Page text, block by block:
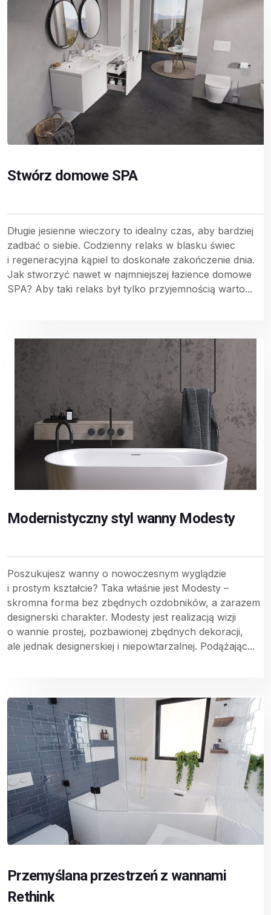
Stwórz domowe SPA
Długie jesienne wieczory to idealny czas, aby bardziej
zadbać o siebie. Codzienny relaks w blasku świec
i regeneracyjna kąpiel to doskonałe zakończenie dnia.
Jak stworzyć nawet w najmniejszej łazience domowe
SPA? Aby taki relaks był tylko przyjemnością warto...
Modernistyczny styl wanny Modesty
Poszukujesz wanny o nowoczesnym wyglądzie
i prostym kształcie? Taka właśnie jest Modesty –
skromna forma bez zbędnych ozdobników, a zarazem
designerski charakter. Modesty jest realizacją wizji
o wannie prostej, pozbawionej zbędnych dekoracji,
ale jednak designerskiej i niepowtarzalnej. Podążając...
Przemyślana przestrzeń z wannami
Rethink